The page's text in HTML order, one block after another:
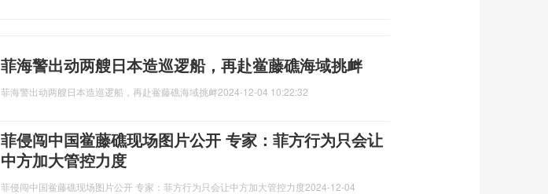
菲海警出动两艘日本造巡逻船，再赴鲎藤礁海域挑衅
菲海警出动两艘日本造巡逻船，再赴鲎藤礁海域挑衅2024-12-04 10:22:32
菲侵闯中国鲎藤礁现场图片公开 专家：菲方行为只会让
中方加大管控力度
菲侵闯中国鲎藤礁现场图片公开 专家：菲方行为只会让中方加大管控力度2024-12-04